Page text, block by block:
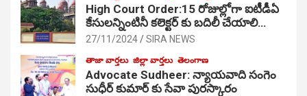
High Court Order:15 రోజుల్లోగా ఐటీడీఏ
కేసులన్నింటినీ కలెక్టర్ కు బదిలీ చేయాలి…
27/11/2024 SIRA NEWS
తాజా వార్తలు జిల్లా వార్తలు తెలంగాణ
Advocate Sudheer: న్యాయవాది సంగెం
సుధీర్ కుమార్ కు సేవా పురస్కారం